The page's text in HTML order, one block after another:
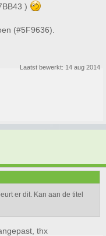
)
(#5F9636).
Laatst bewerkt: 14 aug 2014
er dit. Kan aan de titel
thx